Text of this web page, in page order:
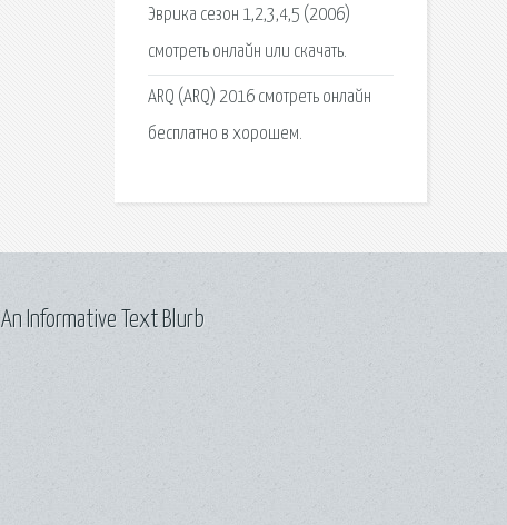
Эврика сезон 1,2,3,4,5 (2006)
смотреть онлайн или скачать.
ARQ (ARQ) 2016 смотреть онлайн
бесплатно в хорошем.
An Informative Text Blurb